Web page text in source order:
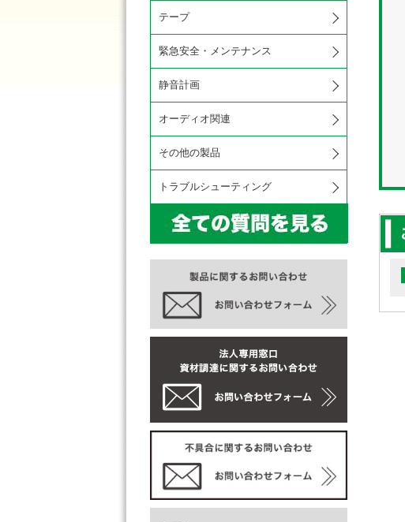
テープ
緊急安全・メンテナンス
静音計画
オーディオ関連
その他の製品
トラブルシューティング